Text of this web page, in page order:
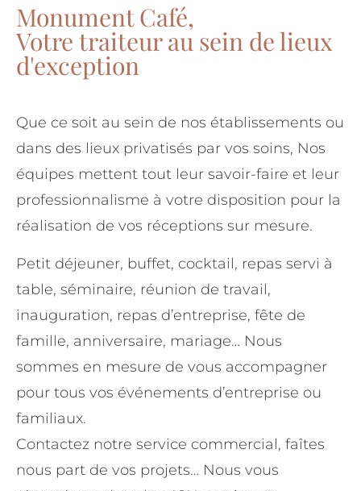
Monument Café,
Votre traiteur au sein de lieux
d'exception
Que ce soit au sein de nos établissements ou
dans des lieux privatisés par vos soins, Nos
équipes mettent tout leur savoir-faire et leur
professionnalisme à votre disposition pour la
réalisation de vos réceptions sur mesure.
Petit déjeuner, buffet, cocktail, repas servi à
table, séminaire, réunion de travail,
inauguration, repas d’entreprise, fête de
famille, anniversaire, mariage… Nous
sommes en mesure de vous accompagner
pour tous vos événements d’entreprise ou
familiaux.
Contactez notre service commercial, faîtes
nous part de vos projets… Nous vous